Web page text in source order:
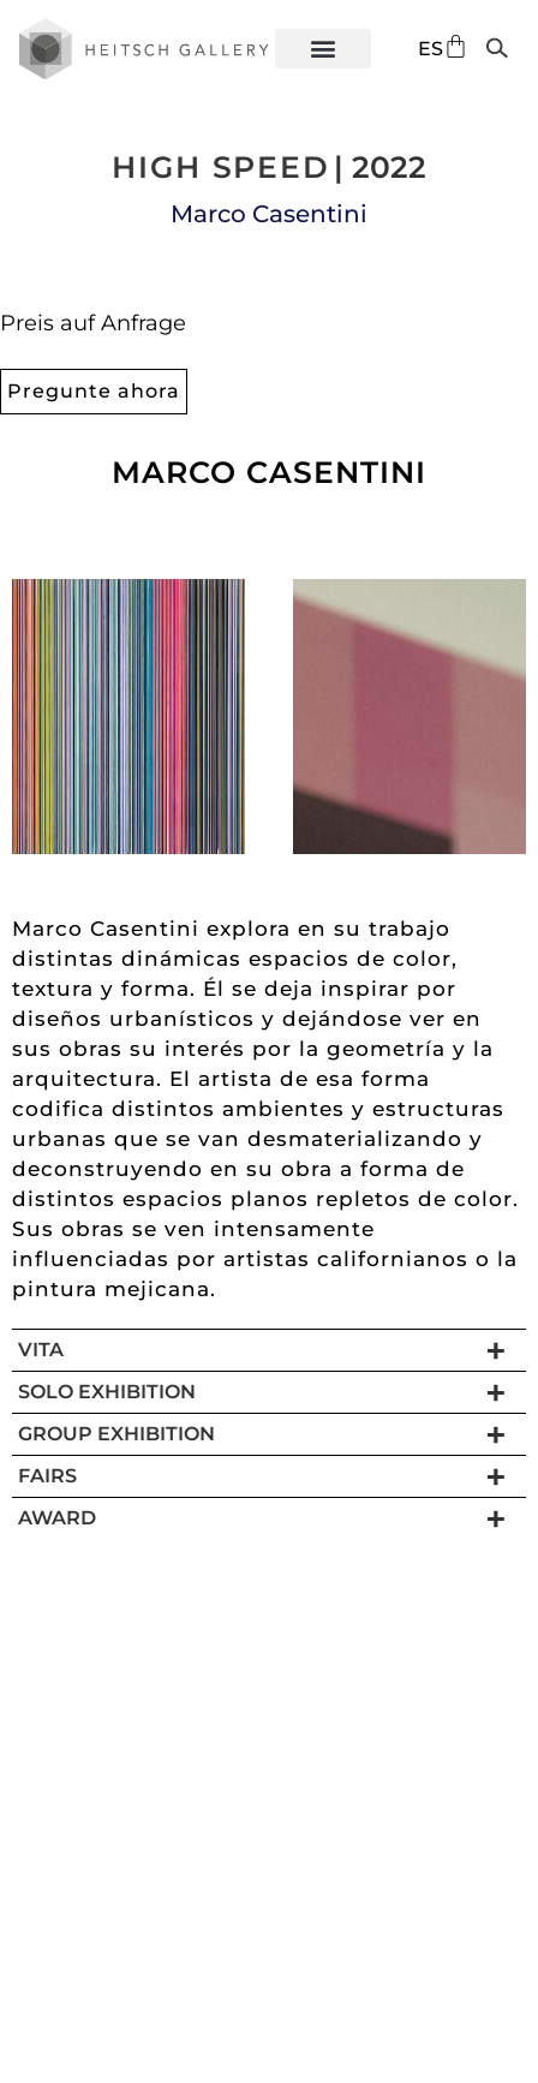
ES
EN
HIGH SPEED | 2022
Marco Casentini
Preis auf Anfrage
Pregunte ahora
MARCO CASENTINI
Marco Casentini explora en su trabajo
distintas dinámicas espacios de color,
textura y forma. Él se deja inspirar por
diseños urbanísticos y dejándose ver en
sus obras su interés por la geometría y la
arquitectura. El artista de esa forma
codifica distintos ambientes y estructuras
urbanas que se van desmaterializando y
deconstruyendo en su obra a forma de
distintos espacios planos repletos de color.
Sus obras se ven intensamente
influenciadas por artistas californianos o la
pintura mejicana.
VITA
SOLO EXHIBITION
GROUP EXHIBITION
FAIRS
AWARD